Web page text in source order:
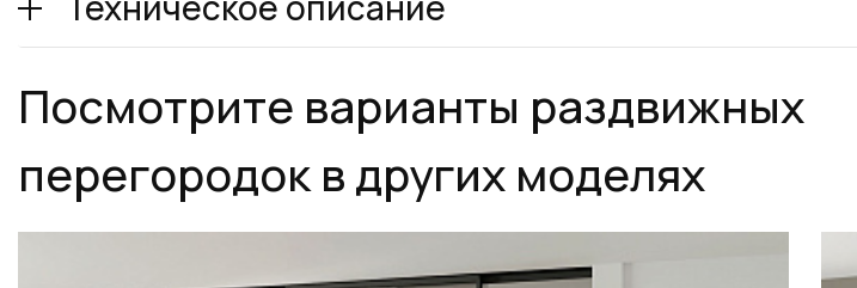
Посмотрите варианты раздвижных
перегородок в других моделях